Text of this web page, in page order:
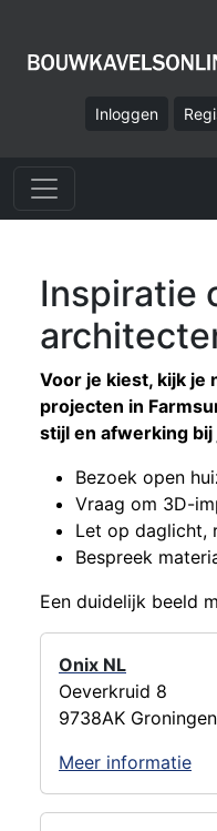
Inloggen
Inspiratie
Voor je kiest, kijk je
projecten in
stijl en afwerking bij
Bezoek open
Vraag om 3D-
Let op daglicht,
Bespreek
Een duidelijk beeld
Onix NL
Oeverkruid 8
9738AK Groningen
Meer informatie